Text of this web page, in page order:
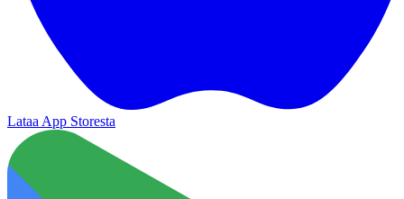
Lataa App Storesta